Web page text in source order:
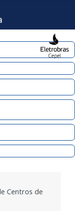
Centros de